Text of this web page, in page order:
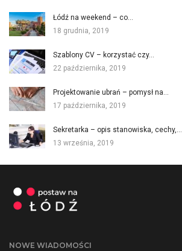
Łódź na weekend – co…
18 grudnia, 2019
Szablony CV – korzystać czy…
22 października, 2019
Projektowanie ubrań – pomysł na…
17 października, 2019
Sekretarka – opis stanowiska, cechy,…
13 września, 2019
NOWE WIADOMOŚCI